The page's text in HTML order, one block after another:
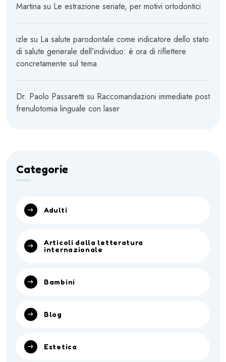
Martina su Le estrazione seriate, per motivi ortodontici
izle su La salute parodontale come indicatore dello stato
di salute generale dell’individuo: è ora di riflettere
concretamente sul tema
Dr. Paolo Passaretti su Raccomandazioni immediate post
frenulotomia linguale con laser
Categorie
Adulti
Articoli dalla letteratura
internazionale
Bambini
Blog
Estetica